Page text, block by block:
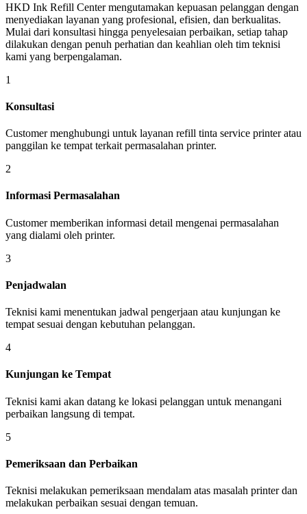
HKD Ink Refill Center mengutamakan kepuasan pelanggan dengan
menyediakan layanan yang profesional, efisien, dan berkualitas.
Mulai dari konsultasi hingga penyelesaian perbaikan, setiap tahap
dilakukan dengan penuh perhatian dan keahlian oleh tim teknisi
kami yang berpengalaman.
1
Konsultasi
Customer menghubungi untuk layanan refill tinta service printer atau
panggilan ke tempat terkait permasalahan printer.
2
Informasi Permasalahan
Customer memberikan informasi detail mengenai permasalahan
yang dialami oleh printer.
3
Penjadwalan
Teknisi kami menentukan jadwal pengerjaan atau kunjungan ke
tempat sesuai dengan kebutuhan pelanggan.
4
Kunjungan ke Tempat
Teknisi kami akan datang ke lokasi pelanggan untuk menangani
perbaikan langsung di tempat.
5
Pemeriksaan dan Perbaikan
Teknisi melakukan pemeriksaan mendalam atas masalah printer dan
melakukan perbaikan sesuai dengan temuan.